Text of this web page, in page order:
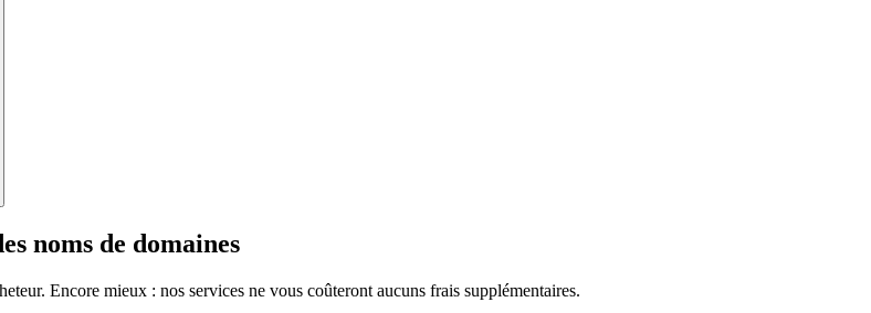
noms de domaines
Encore mieux : nos services ne vous coûteront aucuns frais supplémentaires.